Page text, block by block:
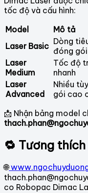
tốc độ và cấu hình:
Model
Mô tả
Laser Basic Dòng
đóng
Laser
Medium
Tốc độ
nhanh
Laser
Advanced
Nhiều
gói cao
📩 Nhận bảng model
🔁 Tương
🌐
co Robopac Dimac